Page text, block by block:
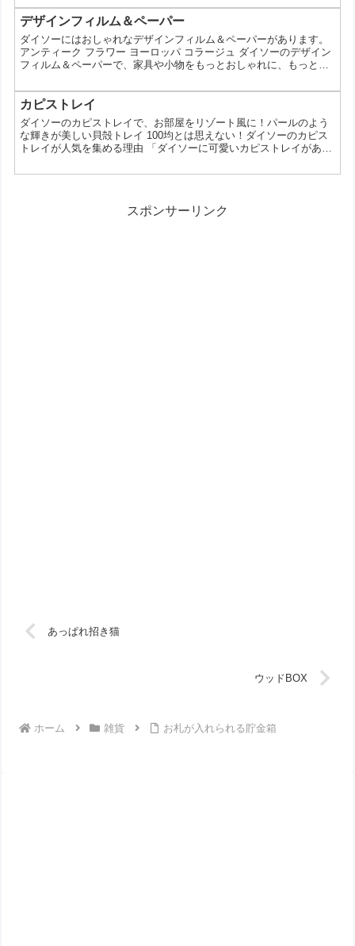
性が高く、お部屋の雰囲気をガラリと変えてくれるんです。今回
は、ダイソーのスイッチステッカーの魅力と、その使い方について
ご紹介します。 ダイソーのスイッチステッカーってどんなもの？
ダイソーのスイッチステッカーは、壁紙のように壁に貼るタ...
デザインフィルム＆ペーパー
ダイソーにはおしゃれなデザインフィルム＆ペーパーがあります。
アンティーク フラワー ヨーロッパ コラージュ ダイソーのデザイン
フィルム＆ペーパーで、家具や小物をもっとおしゃれに、もっと自
の山だよね。中でも、最近話題なのが「デザインフィルム＆ペーパ
ー」なんだ。 ダイソーのデザインフィルム＆ペーパーって、どんな
もの？ 素材、柄、サイズなど、様々な種類のデザインフィルム＆ペ
ーパーが揃っている。木目調、マーブル調、花柄...
カピストレイ
ダイソーのカピストレイで、お部屋をリゾート風に！パールのよう
な輝きが美しい貝殻トレイ 100均とは思えない！ダイソーのカピス
トレイが人気を集める理由 「ダイソーに可愛いカピストレイがある
ゃくちゃよく分かります！ 今回は、そんな噂の真相を徹底検証すべ
り！アクセサリーや小物を収納するのにぴったりな、おし...
スポンサーリンク
あっぱれ招き猫
ウッドBOX
ホーム 雑貨 お札が入れられる貯金箱